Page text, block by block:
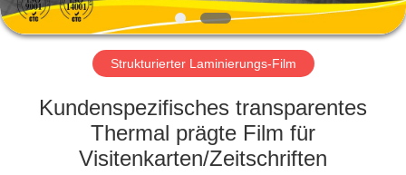
ÜBER
FABRIK-
AUSFLUG
Strukturierter Laminierungs-Film
Kundenspezifisches transparentes
Thermal prägte Film für
Visitenkarten/Zeitschriften